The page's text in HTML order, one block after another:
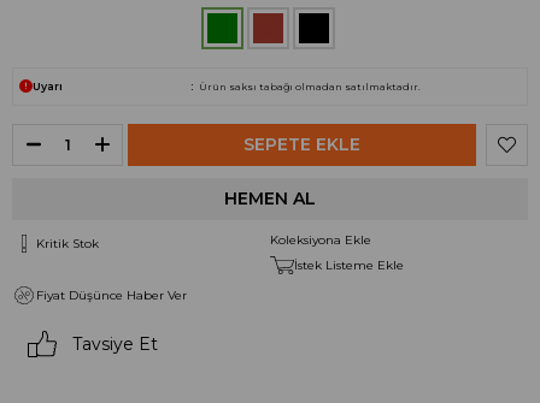
Uyarı Ürün saksı tabağı olmadan satılmaktadır.
Kritik Stok
Koleksiyona Ekle
İstek Listeme Ekle
Fiyat Düşünce Haber Ver
Tavsiye Et